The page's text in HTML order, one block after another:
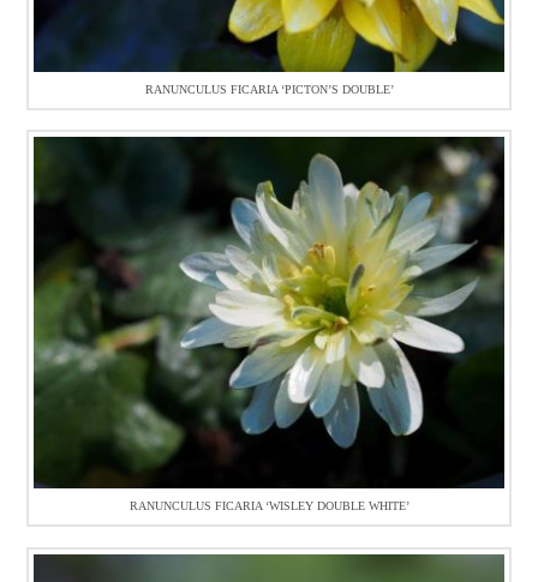
RANUNCULUS FICARIA ‘PICTON’S DOUBLE’
RANUNCULUS FICARIA ‘WISLEY DOUBLE WHITE’